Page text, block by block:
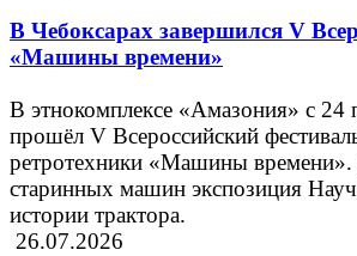
В Чебоксарах завершился V
«Машины времени»
В этнокомплексе «Амазония» с 24
прошёл V Всероссийский
ретротехники «Машины
старинных машин экспозиция
истории трактора.
26.07.2026